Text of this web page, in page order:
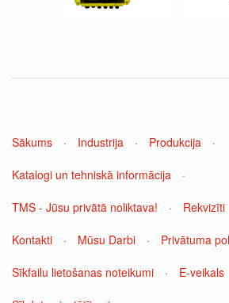
Sākums · Industrija · Produkcija ·
Katalogi un tehniskā informācija ·
TMS - Jūsu privātā noliktava! · Rekvizīti
Kontakti · Mūsu Darbi · Privātuma
Sīkfailu lietošanas noteikumi · E-veikals